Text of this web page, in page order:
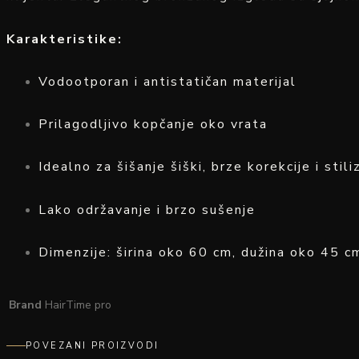
Karakteristike:
Vodootporan i antistatičan materijal
Prilagodljivo kopčanje oko vrata
Idealno za šišanje šiški, brze korekcije i
Lako održavanje i brzo sušenje
Dimenzije: širina oko 60 cm, dužina oko 45
Brand HairTime pro
POVEZANI PROIZVODI